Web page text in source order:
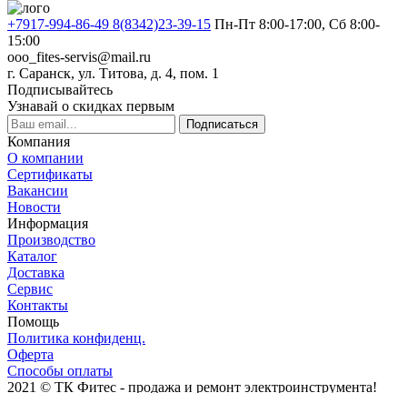
+7917-994-86-49 8(8342)23-39-15 Пн-Пт 8:00-17:00, Сб 8:00-
15:00
ooo_fites-servis@mail.ru
г. Саранск, ул. Титова, д. 4, пом. 1
Подписывайтесь
Узнавай о скидках первым
Подписаться
Компания
О компании
Сертификаты
Вакансии
Новости
Информация
Производство
Каталог
Доставка
Сервис
Контакты
Помощь
Политика конфиденц.
Оферта
Способы оплаты
2021 © ТК Фитес - продажа и ремонт электроинструмента!